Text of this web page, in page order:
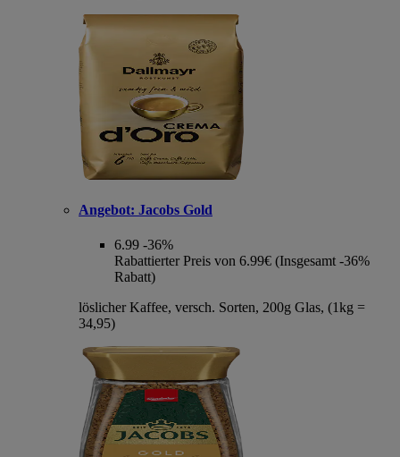
Angebot: Jacobs Gold
6.99 -36%
Rabattierter Preis von 6.99€ (Insgesamt -36%
Rabatt)
löslicher Kaffee, versch. Sorten, 200g Glas, (1kg =
34,95)